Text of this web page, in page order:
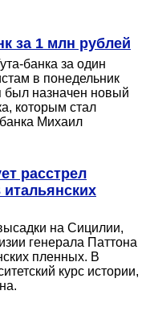
за 1 млн рублей
банка за один
в понедельник
был назначен новый
которым стал
Михаил
расстрел
на Сицилии,
генерала Паттона
пленных. В
курс истории,